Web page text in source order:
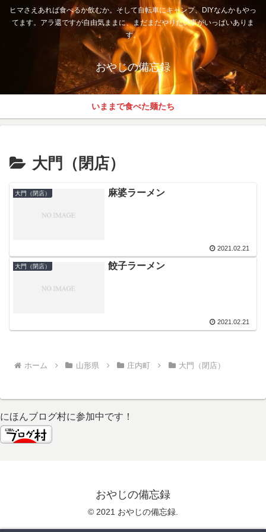
ヒマさえあれば食べるか飲むか。そして自転車にキャンプ、DIYなんかもやっ
てます。アラ還ですが自由気ままに、まだまだやりたい事がいっぱいありま
す。
おやじの備忘録
いままで食べた麺たち
大門（閉店）
大門（閉店） 麻婆ラーメン
2021.02.21
大門（閉店） 餃子ラーメン
2021.02.21
ホーム 山形県 庄内町 大門（閉店）
にほんブログ村に参加中です！
おやじの備忘録
© 2021 おやじの備忘録.